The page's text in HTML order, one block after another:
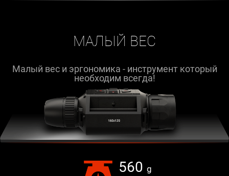
МАЛЫЙ ВЕС
Малый вес и эргономика - инструмент который
необходим всегда!
560 g